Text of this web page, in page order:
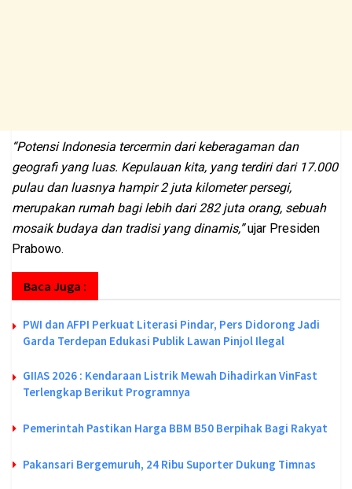
“Potensi Indonesia tercermin dari keberagaman dan
geografi yang luas. Kepulauan kita, yang terdiri dari 17.000
pulau dan luasnya hampir 2 juta kilometer persegi,
merupakan rumah bagi lebih dari 282 juta orang, sebuah
mosaik budaya dan tradisi yang dinamis,”ujar Presiden
Prabowo.
Baca Juga :
PWI dan AFPI Perkuat Literasi Pindar, Pers Didorong Jadi
Garda Terdepan Edukasi Publik Lawan Pinjol Ilegal
GIIAS 2026 : Kendaraan Listrik Mewah Dihadirkan VinFast
Terlengkap Berikut Programnya
Pemerintah Pastikan Harga BBM B50 Berpihak Bagi Rakyat
Pakansari Bergemuruh, 24 Ribu Suporter Dukung Timnas